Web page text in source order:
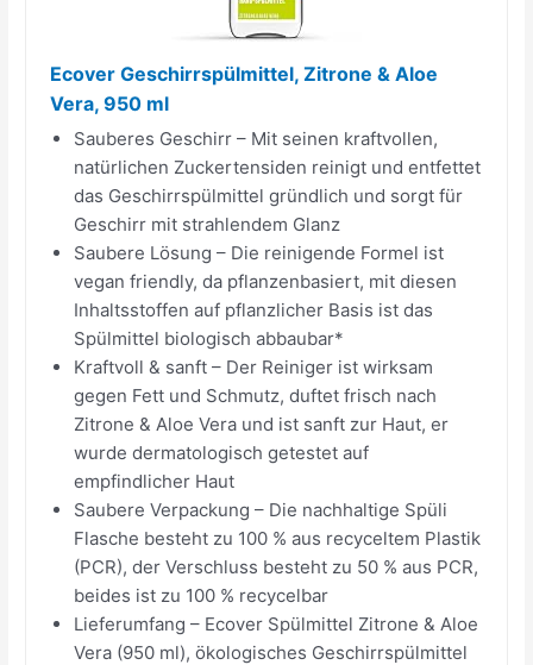
Ecover Geschirrspülmittel, Zitrone & Aloe
Vera, 950 ml
Sauberes Geschirr – Mit seinen kraftvollen,
natürlichen Zuckertensiden reinigt und entfettet
das Geschirrspülmittel gründlich und sorgt für
Geschirr mit strahlendem Glanz
Saubere Lösung – Die reinigende Formel ist
vegan friendly, da pflanzenbasiert, mit diesen
Inhaltsstoffen auf pflanzlicher Basis ist das
Spülmittel biologisch abbaubar*
Kraftvoll & sanft – Der Reiniger ist wirksam
gegen Fett und Schmutz, duftet frisch nach
Zitrone & Aloe Vera und ist sanft zur Haut, er
wurde dermatologisch getestet auf
empfindlicher Haut
Saubere Verpackung – Die nachhaltige Spüli
Flasche besteht zu 100 % aus recyceltem Plastik
(PCR), der Verschluss besteht zu 50 % aus PCR,
beides ist zu 100 % recycelbar
Lieferumfang – Ecover Spülmittel Zitrone & Aloe
Vera (950 ml), ökologisches Geschirrspülmittel